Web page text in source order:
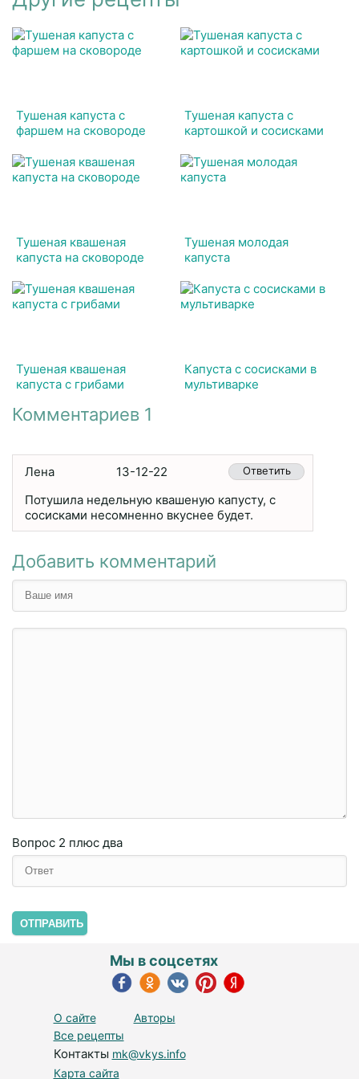
Тушеная капуста с
фаршем на сковороде
Тушеная капуста с
картошкой и сосисками
Тушеная квашеная
капуста на сковороде
Тушеная молодая
капуста
Тушеная квашеная
капуста с грибами
Капуста с сосисками в
мультиварке
Комментариев 1
Лена 13-12-22 Ответить
Потушила недельную квашеную капусту, с
сосисками несомненно вкуснее будет.
Добавить комментарий
Вопрос 2 плюc двa
ОТПРАВИТЬ
О сайте
Авторы
Все рецепты
Контакты mk@vkys.info
Карта сайта
Мы в соцсетях